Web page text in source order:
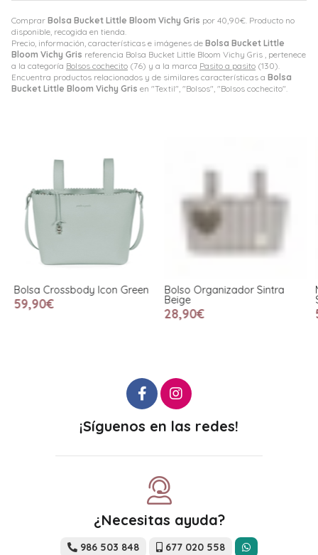
Comprar Bolsa Bucket Little Bloom Vichy Gris por 40,90€. Producto no
disponible, recogida en tienda.
Precio, información, características e imágenes de Bolsa Bucket Little
Bloom Vichy Gris referencia Bolsa Bucket Little Bloom Vichy Gris , pertenece
a la categoría Bolsos cochecito (76) y a la marca Pasito a pasito (130).
Encuentra productos relacionados y de similares características a Bolsa
Bucket Little Bloom Vichy Gris en "Textil", "Bolsos", "Bolsos cochecito".
Bolsa Crossbody Icon Green
59,90€
Bolso Organizador Sintra
Beige
28,90€
¡Síguenos en las redes!
¿Necesitas ayuda?
986 503 848
677 020 558